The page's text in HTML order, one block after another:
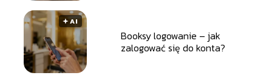
🟅 AI
Booksy logowanie – jak
zalogować się do konta?